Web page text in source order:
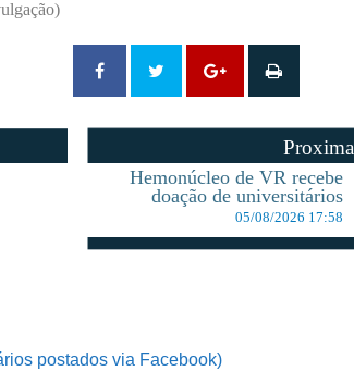
Proxima
Hemonúcleo de VR recebe
doação de universitários
05/08/2026 17:58
postados via Facebook)